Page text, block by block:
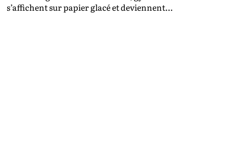
s’affichent sur papier glacé et deviennent...